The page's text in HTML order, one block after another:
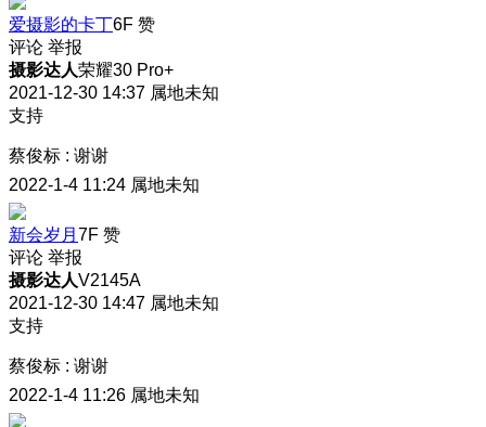
爱摄影的卡丁6F 赞
评论 举报
摄影达人荣耀30 Pro+
2021-12-30 14:37 属地未知
支持
蔡俊标 : 谢谢
2022-1-4 11:24 属地未知
新会岁月 7F 赞
评论 举报
摄影达人V2145A
2021-12-30 14:47 属地未知
支持
蔡俊标 : 谢谢
2022-1-4 11:26 属地未知